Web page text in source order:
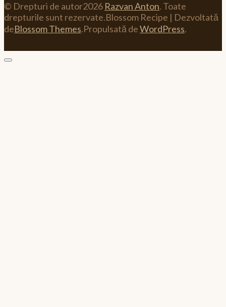
© Drepturi de autor2026 Razvan Anton. Toate
drepturile sunt rezervate.Blossom Recipe | Dezvoltată
deBlossom Themes.Propulsată deWordPress.